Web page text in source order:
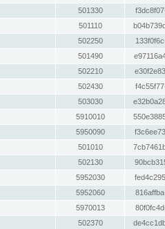
501330
501110
502250
501490
502210
502430
503030
5910010
5950090
501010
502130
5952030
5952060
5970013
502370